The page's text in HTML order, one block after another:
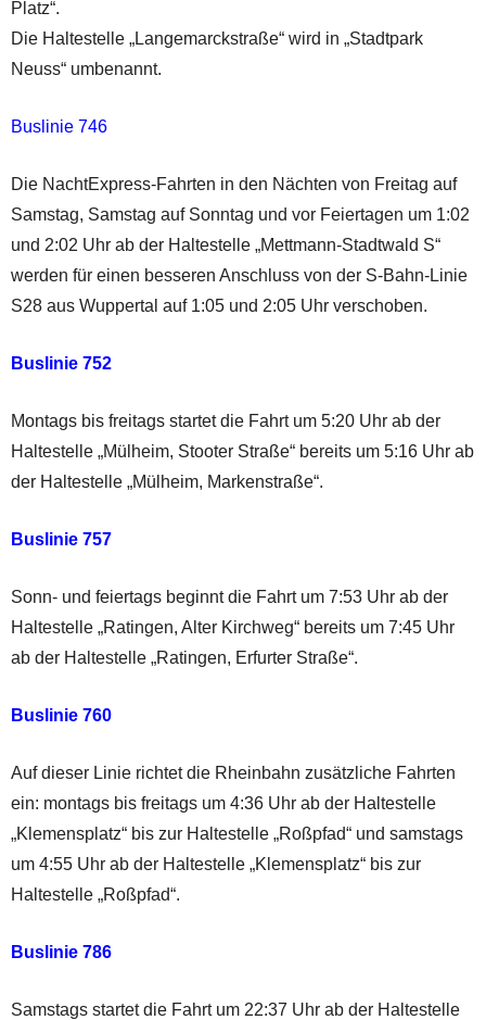
Platz“.
Die Haltestelle „Langemarckstraße“ wird in „Stadtpark
Neuss“ umbenannt.
Buslinie 746
Die NachtExpress-Fahrten in den Nächten von Freitag auf
Samstag, Samstag auf Sonntag und vor Feiertagen um 1:02
und 2:02 Uhr ab der Haltestelle „Mettmann-Stadtwald S“
werden für einen besseren Anschluss von der S-Bahn-Linie
S28 aus Wuppertal auf 1:05 und 2:05 Uhr verschoben.
Buslinie 752
Montags bis freitags startet die Fahrt um 5:20 Uhr ab der
Haltestelle „Mülheim, Stooter Straße“ bereits um 5:16 Uhr ab
der Haltestelle „Mülheim, Markenstraße“.
Buslinie 757
Sonn- und feiertags beginnt die Fahrt um 7:53 Uhr ab der
Haltestelle „Ratingen, Alter Kirchweg“ bereits um 7:45 Uhr
ab der Haltestelle „Ratingen, Erfurter Straße“.
Buslinie 760
Auf dieser Linie richtet die Rheinbahn zusätzliche Fahrten
ein: montags bis freitags um 4:36 Uhr ab der Haltestelle
„Klemensplatz“ bis zur Haltestelle „Roßpfad“ und samstags
um 4:55 Uhr ab der Haltestelle „Klemensplatz“ bis zur
Haltestelle „Roßpfad“.
Buslinie 786
Samstags startet die Fahrt um 22:37 Uhr ab der Haltestelle